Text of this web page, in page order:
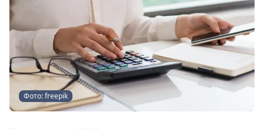
Фото: freepik